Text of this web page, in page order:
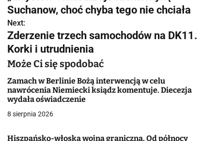
w
i
g
a
c
j
a
w
Suchanow, choć chyba tego nie chciała
Next:
Zderzenie trzech samochodów na DK11.
Korki i utrudnienia
Może Ci się spodobać
Zamach w Berlinie Bożą interwencją w celu
nawrócenia Niemiecki ksiądz komentuje. Diecezja
wydała oświadczenie
8 sierpnia 2026
Hiszpańsko-włoska wojna graniczna. Od północy